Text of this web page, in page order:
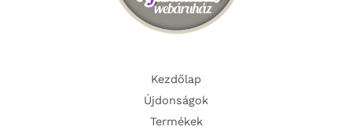
Kezdőlap
Újdonságok
Termékek